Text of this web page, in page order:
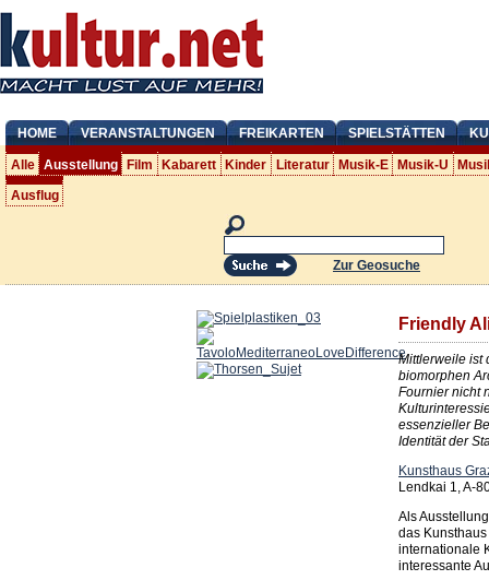
HOME VERANSTALTUNGEN FREIKARTEN SPIELSTÄTTEN
Alle Ausstellung Film Kabarett Kinder Literatur Musik-E Musik-U
Ausflug
Zur Geosuche
Friendly
Mittlerweile ist
biomorphen
Fournier nicht
essenzieller
Identität der
Kunsthaus
Lendkai 1, A-
Als
das
internationale
interessante